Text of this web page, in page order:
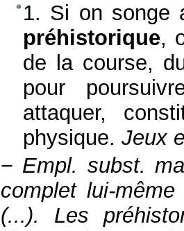
1. Si on songe
préhistorique,
de la course,
pour
attaquer,
physique. Jeux
− Empl. subst.
complet lui-
(...). Les